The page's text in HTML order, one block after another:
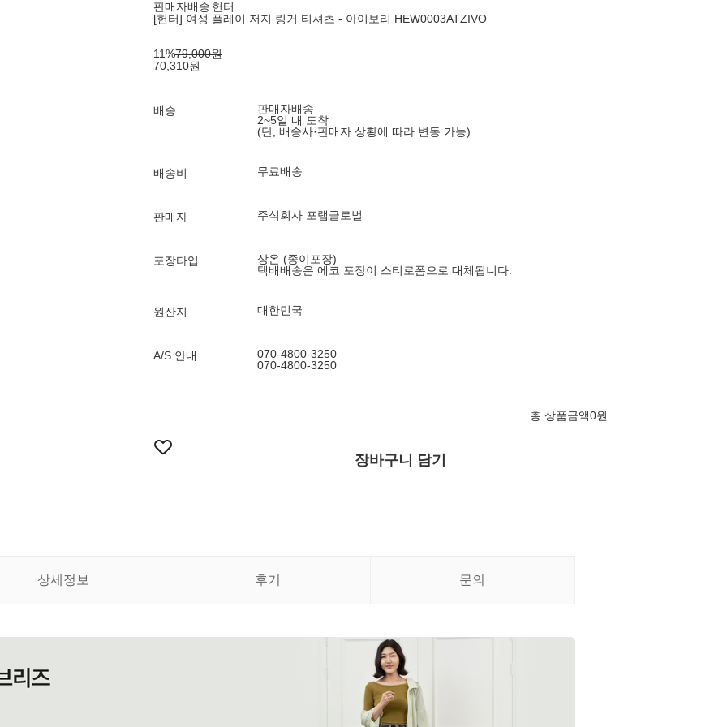
판매자배송 헌터
[헌터] 여성 플레이 저지 링거 티셔츠 - 아이보리 HEW0003ATZIVO
11%79,000원
70,310원
배송
판매자배송
2~5일 내 도착
(단, 배송사·판매자 상황에 따라 변동 가능)
배송비 무료배송
판매자 주식회사 포랩글로벌
포장타입
상온 (종이포장)
택배배송은 에코 포장이 스티로폼으로 대체됩니다.
원산지 대한민국
A/S 안내
070-4800-3250
070-4800-3250
총 상품금액0원
장바구니 담기
상세정보 후기 문의